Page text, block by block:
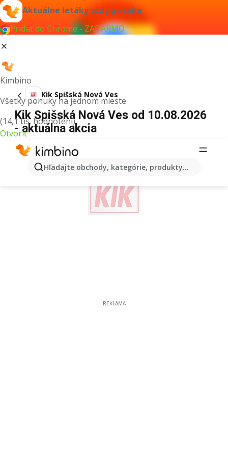
Aktuálne letáky vždy po ruke
Pridať do Chrome - ZADARMO
Kimbino
Všetky ponuky na jednom mieste
(14,1 tis. hodnotení)
Otvoriť
Hľadajte obchody, kategórie, produkty...
Kik Spišská Nová Ves
Kik Spišská Nová Ves od 10.08.2026
- aktuálna akcia
REKLAMA